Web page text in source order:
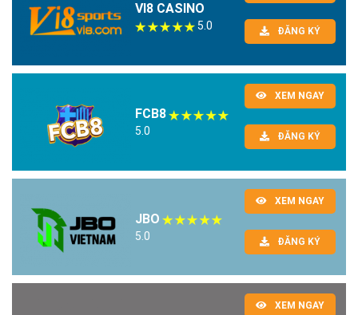
VI8 CASINO
5.0 ĐĂNG KÝ
FCB8
5.0
XEM NGAY
ĐĂNG KÝ
JBO
5.0
XEM NGAY
ĐĂNG KÝ
XEM NGAY